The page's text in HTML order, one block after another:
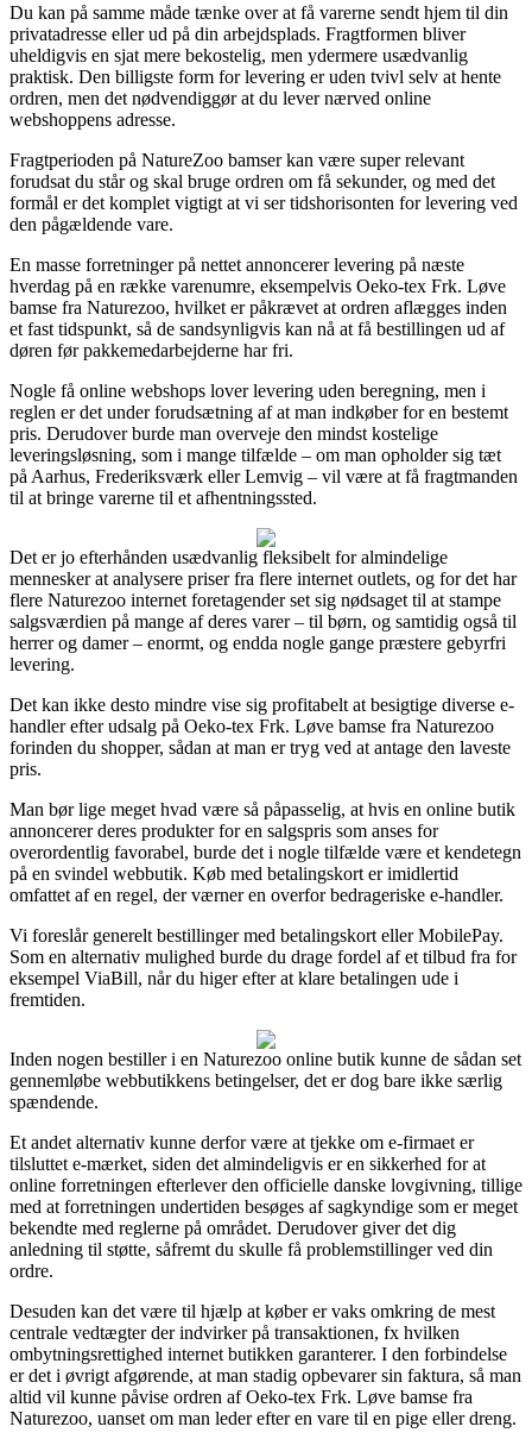
Du kan på samme måde tænke over at få varerne sendt hjem til din
privatadresse eller ud på din arbejdsplads. Fragtformen bliver
uheldigvis en sjat mere bekostelig, men ydermere usædvanlig
praktisk. Den billigste form for levering er uden tvivl selv at hente
ordren, men det nødvendiggør at du lever nærved online
webshoppens adresse.
Fragtperioden på NatureZoo bamser kan være super relevant
forudsat du står og skal bruge ordren om få sekunder, og med det
formål er det komplet vigtigt at vi ser tidshorisonten for levering ved
den pågældende vare.
En masse forretninger på nettet annoncerer levering på næste
hverdag på en række varenumre, eksempelvis Oeko-tex Frk. Løve
bamse fra Naturezoo, hvilket er påkrævet at ordren aflægges inden
et fast tidspunkt, så de sandsynligvis kan nå at få bestillingen ud af
døren før pakkemedarbejderne har fri.
Nogle få online webshops lover levering uden beregning, men i
reglen er det under forudsætning af at man indkøber for en bestemt
pris. Derudover burde man overveje den mindst kostelige
leveringsløsning, som i mange tilfælde – om man opholder sig tæt
på Aarhus, Frederiksværk eller Lemvig – vil være at få fragtmanden
til at bringe varerne til et afhentningssted.
Det er jo efterhånden usædvanlig fleksibelt for almindelige
mennesker at analysere priser fra flere internet outlets, og for det har
flere Naturezoo internet foretagender set sig nødsaget til at stampe
salgsværdien på mange af deres varer – til børn, og samtidig også til
herrer og damer – enormt, og endda nogle gange præstere gebyrfri
levering.
Det kan ikke desto mindre vise sig profitabelt at besigtige diverse e-
handler efter udsalg på Oeko-tex Frk. Løve bamse fra Naturezoo
forinden du shopper, sådan at man er tryg ved at antage den laveste
pris.
Man bør lige meget hvad være så påpasselig, at hvis en online butik
annoncerer deres produkter for en salgspris som anses for
overordentlig favorabel, burde det i nogle tilfælde være et kendetegn
på en svindel webbutik. Køb med betalingskort er imidlertid
omfattet af en regel, der værner en overfor bedrageriske e-handler.
Vi foreslår generelt bestillinger med betalingskort eller MobilePay.
Som en alternativ mulighed burde du drage fordel af et tilbud fra for
eksempel ViaBill, når du higer efter at klare betalingen ude i
fremtiden.
Inden nogen bestiller i en Naturezoo online butik kunne de sådan set
gennemløbe webbutikkens betingelser, det er dog bare ikke særlig
spændende.
Et andet alternativ kunne derfor være at tjekke om e-firmaet er
tilsluttet e-mærket, siden det almindeligvis er en sikkerhed for at
online forretningen efterlever den officielle danske lovgivning, tillige
med at forretningen undertiden besøges af sagkyndige som er meget
bekendte med reglerne på området. Derudover giver det dig
anledning til støtte, såfremt du skulle få problemstillinger ved din
ordre.
Desuden kan det være til hjælp at køber er vaks omkring de mest
centrale vedtægter der indvirker på transaktionen, fx hvilken
ombytningsrettighed internet butikken garanterer. I den forbindelse
er det i øvrigt afgørende, at man stadig opbevarer sin faktura, så man
altid vil kunne påvise ordren af Oeko-tex Frk. Løve bamse fra
Naturezoo, uanset om man leder efter en vare til en pige eller dreng.